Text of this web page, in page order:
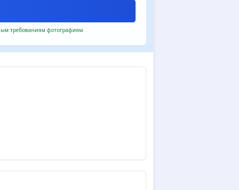
требованиям фотографиям